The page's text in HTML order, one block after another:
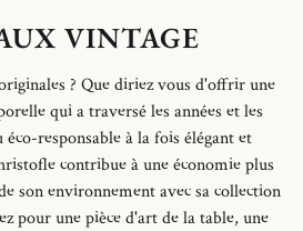
VINTAGE
? Que diriez vous d'offrir une
qui a traversé les années et les
éco-responsable à la fois élégant et
contribue à une économie plus
son environnement avec sa collection
pour une pièce d'art de la table, une